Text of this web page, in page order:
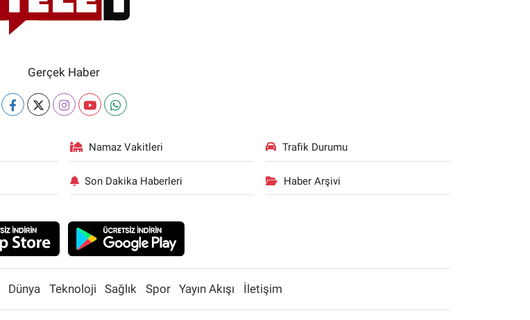
Gerçek Haber
Namaz Vakitleri Trafik Durumu
Son Dakika Haberleri Haber Arşivi
Dünya Teknoloji Sağlık Spor Yayın Akışı İletişim